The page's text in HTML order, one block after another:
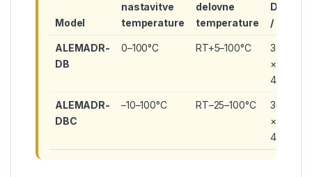
Model
nastavitve
temperature
delovne
temperature
/ teža
ALEMADR-
DB
0–100°C RT+5–100°C
300 ×
× 210
4,0 kg
ALEMADR-
DBC
–10–100°C RT–25–100°C
300 ×
× 210
4,7 kg